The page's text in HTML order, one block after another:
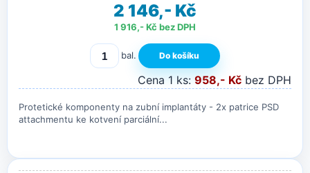
2 146,- Kč
1 916,- Kč bez DPH
bal.
Cena 1 ks: 958,- Kč bez DPH
Protetické komponenty na zubní implantáty - 2x patrice PSD
attachmentu ke kotvení parciální...